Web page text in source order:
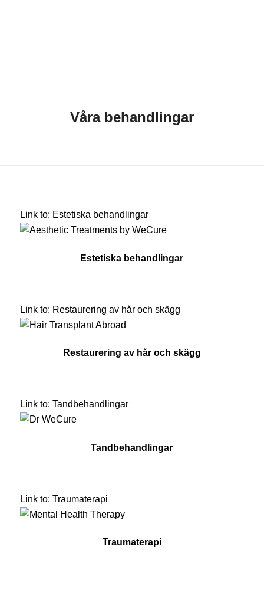
Våra behandlingar
Link to: Estetiska behandlingar
Estetiska behandlingar
Link to: Restaurering av hår och skägg
Restaurering av hår och skägg
Link to: Tandbehandlingar
Tandbehandlingar
Link to: Traumaterapi
Traumaterapi